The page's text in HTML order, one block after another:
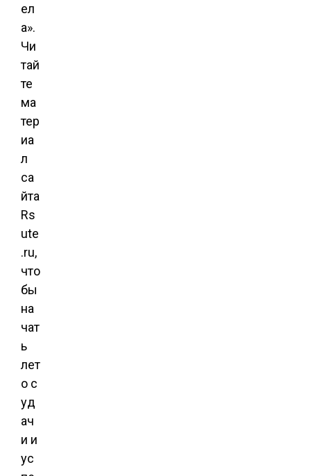
ел
а».
Чи
тай
те
ма
тер
иа
л
са
йта
Rs
ute
.ru,
что
бы
на
чат
ь
лет
о с
уд
ач
и и
ус